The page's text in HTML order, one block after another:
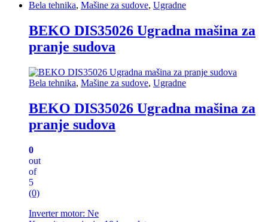
Bela tehnika, Mašine za sudove, Ugradne
BEKO DIS35026 Ugradna mašina za
pranje sudova
Bela tehnika, Mašine za sudove, Ugradne
BEKO DIS35026 Ugradna mašina za
pranje sudova
0
out
of
5
(0)
Inverter motor: Ne